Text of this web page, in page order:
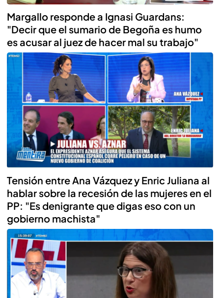
Margallo responde a Ignasi Guardans:
"Decir que el sumario de Begoña es humo
es acusar al juez de hacer mal su trabajo"
Tensión entre Ana Vázquez y Enric Juliana al
hablar sobre la recesión de las mujeres en el
PP: "Es denigrante que digas eso con un
gobierno machista"